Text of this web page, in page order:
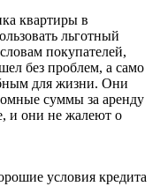
квартиры в
льготный
покупателей,
без проблем, а само
для жизни. Они
суммы за аренду
и они не жалеют о
условия кредита